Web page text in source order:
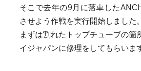
そこで去年の9月に落車した
させよう作戦を実行開始しました。
まずは割れたトップチューブの箇
イジャパンに修理をしてもらいま